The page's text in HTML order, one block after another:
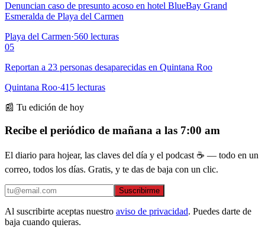
Denuncian caso de presunto acoso en hotel BlueBay Grand
Esmeralda de Playa del Carmen
Playa del Carmen·560 lecturas
05
Reportan a 23 personas desaparecidas en Quintana Roo
Quintana Roo·415 lecturas
📰 Tu edición de hoy
Recibe el periódico de mañana a las 7:00 am
El diario para hojear, las claves del día y el podcast ☕ — todo en un
correo, todos los días. Gratis, y te das de baja con un clic.
Suscribirme
Al suscribirte aceptas nuestro aviso de privacidad. Puedes darte de
baja cuando quieras.